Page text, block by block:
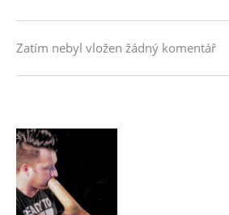
Zatím nebyl vložen žádný komentář